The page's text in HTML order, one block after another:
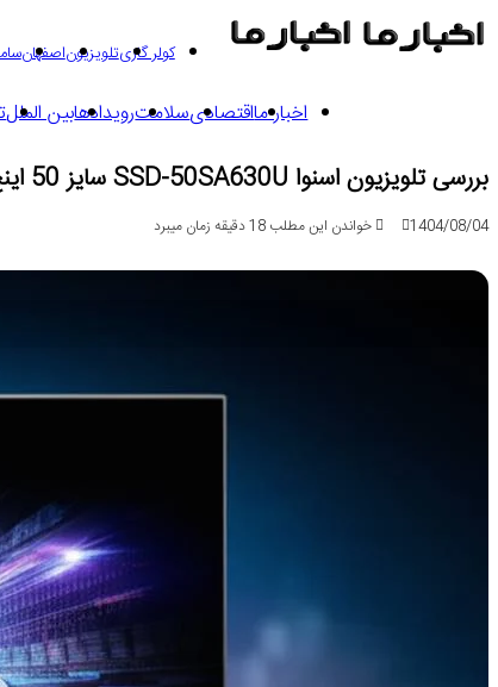
کولر گازیتلویزیوناصفهان
اخبار مااقتصادیسلامترویدادهابین الملل
بررسی تلویزیون اسنوا SSD-50SA630U سایز 50 اینچ
1404/08/04 خواندن این مطلب 18 دقیقه زمان میبرد